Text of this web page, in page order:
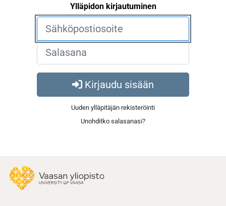
Ylläpidon kirjautuminen
Kirjaudu sisään
Uuden ylläpitäjän rekisteröinti
Unohditko salasanasi?